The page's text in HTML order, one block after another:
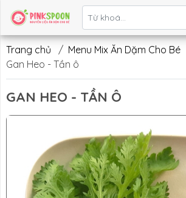
Liên hệ
Trang chủ / Menu Mix Ăn Dặm Cho Bé
Gan Heo - Tần ô
GAN HEO - TẦN Ô